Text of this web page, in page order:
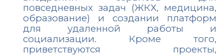
повседневных задач (ЖКХ, медицина,
образование) и создании платформ
для удаленной работы и
социализации. Кроме того,
приветствуются проекты,